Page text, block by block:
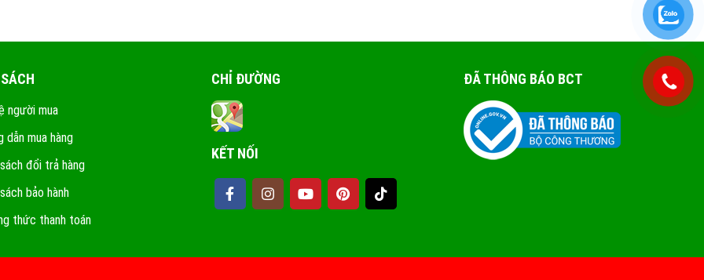
người mua
dẫn mua hàng
đổi trả hàng
bảo hành
thức thanh toán
CHỈ ĐƯỜNG
KẾT NỐI
ĐÃ THÔNG BÁO BCT